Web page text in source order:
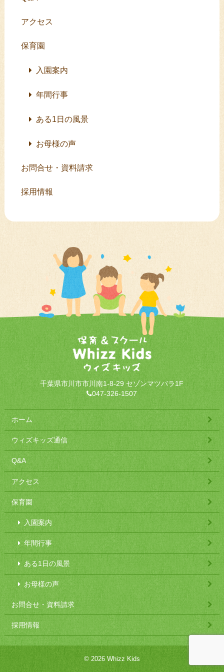
アクセス
保育園
入園案内
年間行事
ある1日の風景
お母様の声
お問合せ・資料請求
採用情報
千葉県市川市市川南1-8-29 セゾンマツバラ1F
047-326-1507
ホーム
ウィズキッズ通信
Q&A
アクセス
保育園
入園案内
年間行事
ある1日の風景
お母様の声
お問合せ・資料請求
採用情報
© 2026 Whizz Kids